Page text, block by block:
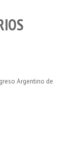
Argentino de